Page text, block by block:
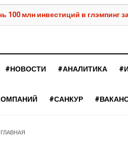
100 млн инвестиций в глэмпинг
#НОВОСТИ #АНАЛИТИКА
#САНКУР
ГЛАВНАЯ